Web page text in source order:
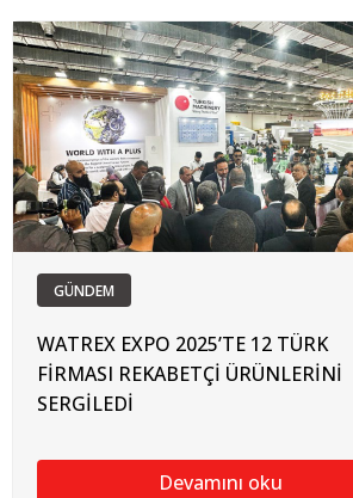
GÜNDEM
WATREX EXPO 2025’TE 12 TÜRK
FİRMASI REKABETÇİ ÜRÜNLERİNİ
SERGİLEDİ
Devamını oku